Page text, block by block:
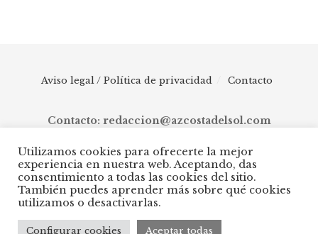
Aviso legal / Política de privacidad Contacto
Contacto: redaccion@azcostadelsol.com
© 2025 AZ Costa del Sol - Diario digital de Málaga capital hasta
Manilva, pasando por Torremolinos, Benalmádena, Fuengirola,
Mijas, Ojén, Marbella, Istán, Benahavís, Estepona y Casares.
Utilizamos cookies para ofrecerte la mejor
experiencia en nuestra web. Aceptando, das
consentimiento a todas las cookies del sitio.
También puedes aprender más sobre qué cookies
utilizamos o desactivarlas.
Configurar cookies Aceptar todas